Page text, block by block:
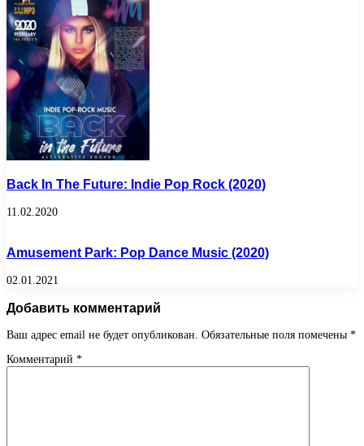
Back In The Future: Indie Pop Rock (2020)
11.02.2020
Amusement Park: Pop Dance Music (2020)
02.01.2021
Добавить комментарий
Ваш адрес email не будет опубликован. Обязательные поля помечены *
Комментарий *